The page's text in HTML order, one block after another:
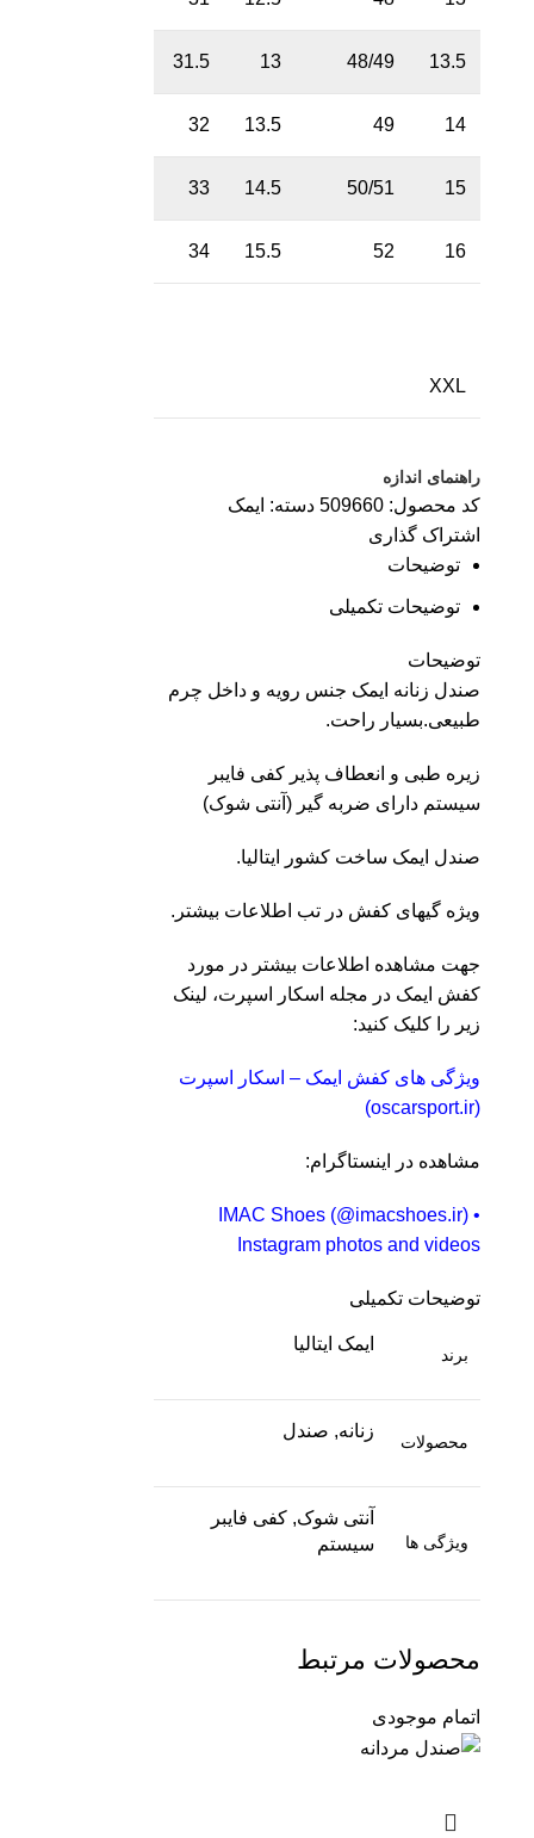
13.5
48/49
13
31.5
14
49
13.5
32
15
50/51
14.5
33
16
52
15.5
34
XXL
راهنمای اندازه
کد محصول: 509660 دسته: ایمک
اشتراک گذاری
توضیحات
توضیحات تکمیلی
توضیحات
صندل زنانه ایمک جنس رویه و داخل چرم
طبیعی.بسیار راحت.
زیره طبی و انعطاف پذیر کفی فایبر
سیستم دارای ضربه گیر (آنتی شوک)
صندل ایمک ساخت کشور ایتالیا.
ویژه گیهای کفش در تب اطلاعات بیشتر.
جهت مشاهده اطلاعات بیشتر در مورد
کفش ایمک در مجله اسکار اسپرت، لینک
زیر را کلیک کنید:
ویژگی های کفش ایمک – اسکار اسپرت
(oscarsport.ir)
مشاهده در اینستاگرام:
IMAC Shoes (@imacshoes.ir) •
Instagram photos and videos
توضیحات تکمیلی
برند
ایمک ایتالیا
محصولات
زنانه, صندل
ویژگی ها
آنتی شوک, کفی فایبر
سیستم
محصولات مرتبط
اتمام موجودی